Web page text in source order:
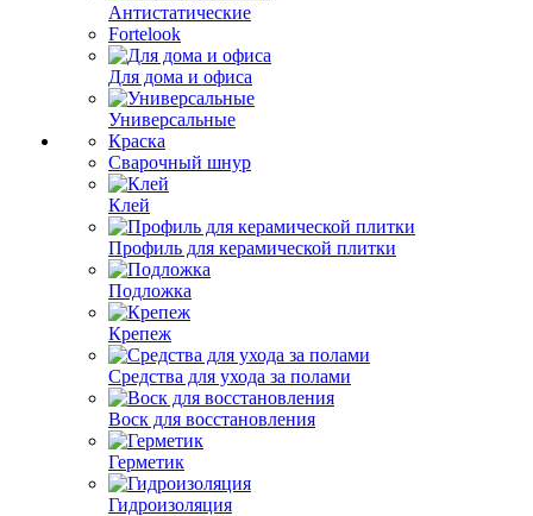
Антистатические
Fortelook
Для дома и офиса
Универсальные
Краска
Сварочный шнур
Клей
Профиль для керамической плитки
Подложка
Крепеж
Средства для ухода за полами
Воск для восстановления
Герметик
Гидроизоляция